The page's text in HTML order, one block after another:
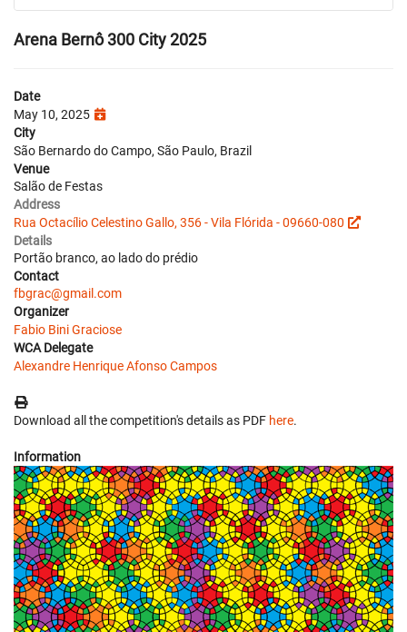
Arena Bernô 300 City 2025
Date
May 10, 2025
City
São Bernardo do Campo, São Paulo, Brazil
Venue
Salão de Festas
Address
Rua Octacílio Celestino Gallo, 356 - Vila Flórida - 09660-080
Details
Portão branco, ao lado do prédio
Contact
fbgrac@gmail.com
Organizer
Fabio Bini Graciose
WCA Delegate
Alexandre Henrique Afonso Campos
Download all the competition's details as PDF here.
Information